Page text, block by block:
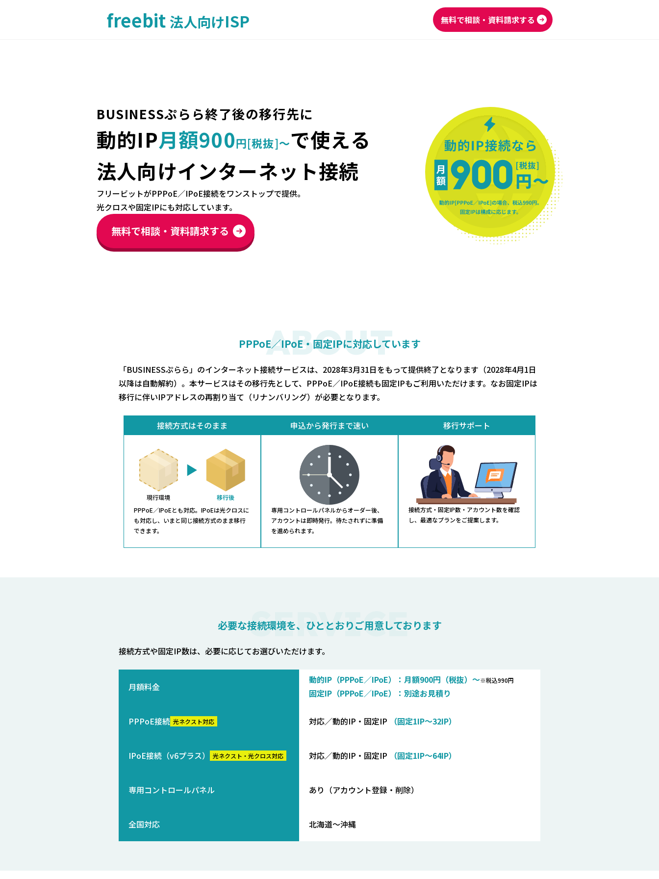
freebit 法人向けISP 無料で相談・資料請求する
BUSINESSぷらら終了後の移行先に
動的IP月額900円[税抜]〜で使える
法人向けインターネット接続
フリービットがPPPoE／IPoE接続をワンストップで提供。
光クロスや固定IPにも対応しています。
無料で相談・資料請求する
PPPoE／IPoE・固定IPに対応しています
ABOUT
「BUSINESSぷらら」のインターネット接続サービスは、2028年3月31日をもって提供終了となります（2028年4月1日
以降は自動解約）。本サービスはその移行先として、PPPoE／IPoE接続も固定IPもご利用いただけます。なお固定IPは
移行に伴いIPアドレスの再割り当て（リナンバリング）が必要となります。
接続方式はそのまま
PPPoE／IPoEとも対応。IPoEは光クロスに
も対応し、いまと同じ接続方式のまま移行
できます。
申込から発行まで速い
専用コントロールパネルからオーダー後、
アカウントは即時発行。待たされずに準備
を進められます。
移行サポート
接続方式・固定IP数・アカウント数を確認
し、最適なプランをご提案します。
必要な接続環境を、ひととおりご用意しております
SERVICE
接続方式や固定IP数は、必要に応じてお選びいただけます。
月額料金
PPPoE接続 光ネクスト対応
IPoE接続（v6プラス） 光ネクスト・光クロス対応
専用コントロールパネル
全国対応
動的IP（PPPoE／IPoE）：月額900円（税抜）〜※税込990円
固定IP（PPPoE／IPoE）：別途お見積り
対応／動的IP・固定IP （固定1IP〜32IP）
対応／動的IP・固定IP （固定1IP〜64IP）
あり（アカウント登録・削除）
北海道〜沖縄